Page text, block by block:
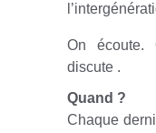
On écoute.
discute .
Quand ?
Chaque